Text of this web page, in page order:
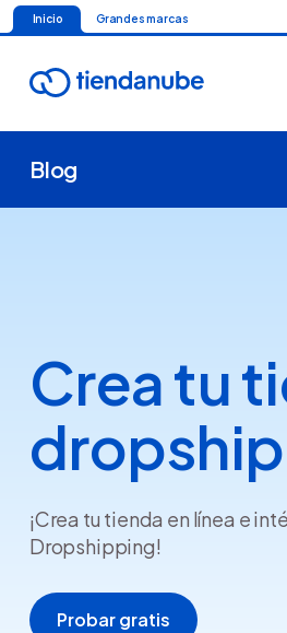
Inicio Grandes marcas
Blog
Crea tu
¡Crea tu tienda en línea e
Dropshipping!
Probar gratis